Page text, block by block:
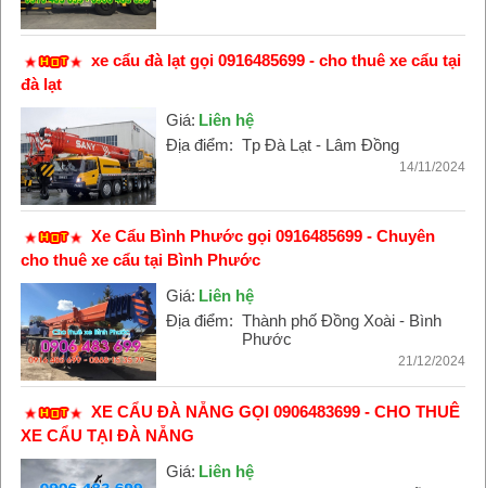
xe cẩu đà lạt gọi 0916485699 - cho thuê xe cẩu tại
đà lạt
Giá: Liên hệ
Địa điểm: Tp Đà Lạt - Lâm Đồng
14/11/2024
Xe Cẩu Bình Phước gọi 0916485699 - Chuyên
cho thuê xe cẩu tại Bình Phước
Giá: Liên hệ
Địa điểm: Thành phố Đồng Xoài - Bình
Phước
21/12/2024
XE CẨU ĐÀ NẴNG GỌI 0906483699 - CHO THUÊ
XE CẨU TẠI ĐÀ NẴNG
Giá: Liên hệ